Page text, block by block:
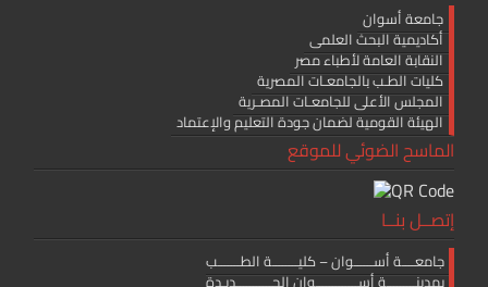
جامعة أسوان
أكاديمية البحث العلمى
النقابة العامة لأطباء مصر
كليات الطـب بالجامعـات المصرية
المجلس الأعلى للجامعـات المصـرية
الهيئة القومية لضمان جودة التعليم والإعتماد
الماسح الضوئي للموقع
إتصــل بنــا
جامعــــة أســــــوان – كليــــــــة الطـــــــب